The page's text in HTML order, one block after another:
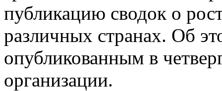
публикацию сводок о
различных странах. Об
опубликованным в
организации.